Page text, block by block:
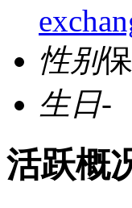
性别
生日-
活跃概